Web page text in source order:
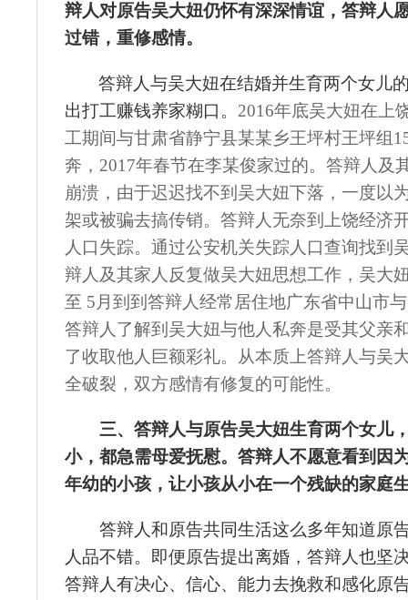
辩人对原告吴大妞仍怀有深深情谊，答辩人
过错，重修感情。
答辩人与吴大妞在结婚并生育两个女儿
出打工赚钱养家糊口。 2016年底吴大妞在上
工期间与甘肃省静宁县某某乡王坪村王坪组 1
奔， 2017年春节在李某俊家过的。答辩人及
崩溃，由于迟迟找不到 吴大妞下落，一度以
架或被骗去搞传销。答辩人无奈到上饶经济
人口失踪。通过公安机关失踪人口查询找到
辩人及其家人反复做吴大妞思想工作， 吴大
至 5 月到到答辩人经常居住地广东省中山市
答辩人了解到 吴大妞与他人私奔是受其父亲
了收取他人巨额彩礼。从本质上答辩人与吴
全破裂，双方感情有修复的可能性。
三、 答辩人与原告吴大妞生育两个女儿
小，都急需母爱抚慰。 答辩人不愿意看到因
年幼的小孩，让小孩从小在一个残缺的家庭
答辩人和原告共同生活这么多年知道原
人品不错。即便原告提出离婚，答辩人也坚
答辩人有决心、信心、能力去挽救和感化原